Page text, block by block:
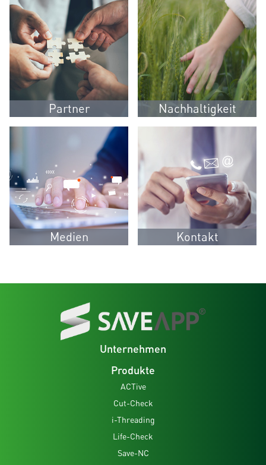
Partner Nachhaltigkeit
Medien Kontakt
Unternehmen
Produkte
ACTive
Cut-Check
i-Threading
Life-Check
Save-NC